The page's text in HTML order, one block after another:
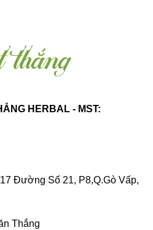
HERBAL - MST:
Đường Số 21, P8,Q.Gò Vấp,
Thắng